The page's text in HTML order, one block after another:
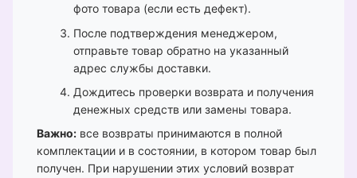
фото товара (если есть дефект).
После подтверждения менеджером,
отправьте товар обратно на указанный
адрес службы доставки.
Дождитесь проверки возврата и получения
денежных средств или замены товара.
Важно: все возвраты принимаются в полной
комплектации и в состоянии, в котором товар был
получен. При нарушении этих условий возврат